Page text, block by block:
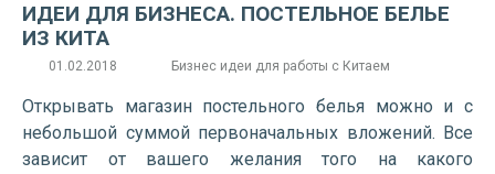
ИДЕИ ДЛЯ БИЗНЕСА. ПОСТЕЛЬНОЕ БЕЛЬЕ
ИЗ КИТА
01.02.2018 Бизнес идеи для работы с Китаем
Открывать магазин постельного белья можно и с
небольшой суммой первоначальных вложений. Все
зависит от вашего желания того на какого